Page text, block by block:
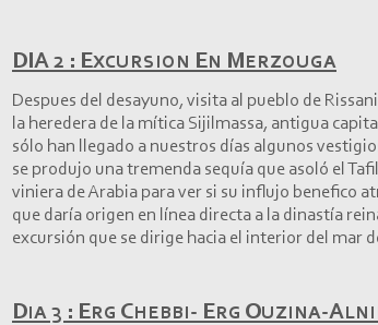
DIA 2 : Excursion En Merzouga
Despues del desayuno, visita al pueblo de
la heredera de la mítica Sijilmassa, antigua
sólo han llegado a nuestros días algunos
se produjo una tremenda sequía que asoló el
viniera de Arabia para ver si su influjo benefico
que daría origen en línea directa a la dinastía
excursión que se dirige hacia el interior del mar
Dia 3 : Erg Chebbi- Erg Ouzina-